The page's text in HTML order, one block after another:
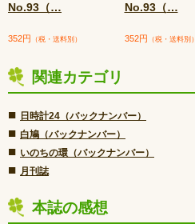
No.93（…
352円 （税・送料別）
No.93（…
352円 （税・送料別）
関連カテゴリ
■ 日時計24（バックナンバー）
■ 白鳩（バックナンバー）
■ いのちの環（バックナンバー）
■ 月刊誌
本誌の感想